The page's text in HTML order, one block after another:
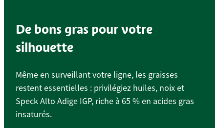
De bons gras pour votre
silhouette
Même en surveillant votre ligne, les graisses
restent essentielles : privilégiez huiles, noix et
Speck Alto Adige IGP, riche à 65 % en acides gras
insaturés.